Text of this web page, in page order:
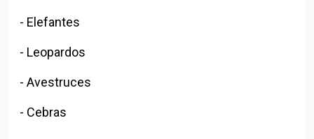
- Elefantes
- Leopardos
- Avestruces
- Cebras